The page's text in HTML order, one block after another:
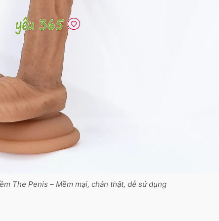
The Penis – Mềm mại, chân thật, dễ sử dụng